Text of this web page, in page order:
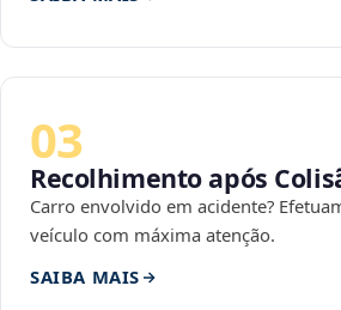
03
Recolhimento após
Carro envolvido em acidente?
veículo com máxima atenção.
SAIBA MAIS